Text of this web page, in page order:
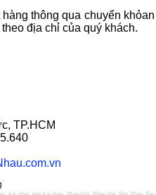
thông qua chuyển khỏan
địa chỉ của quý khách.
TP.HCM